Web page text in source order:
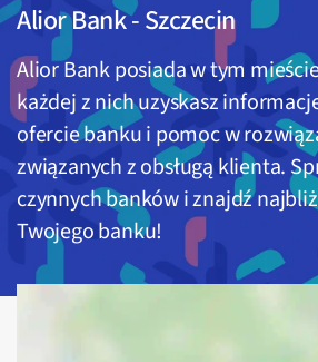
Alior Bank-Szczecin
Alior Bankposiada w tym
każdej z nich uzyskasz
ofercie banku i pomoc w
związanych z obsługą klienta.
czynnych banków i znajdź
Twojego banku!